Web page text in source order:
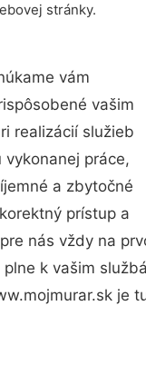
stránky.
vám
vašim
realizácií služieb
práce,
a zbytočné
prístup a
nás vždy na
k vašim
je